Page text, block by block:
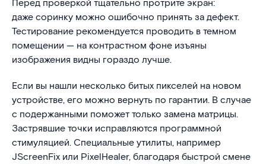
Перед проверкой тщательно протрите экран:
даже соринку можно ошибочно принять за дефект.
Тестирование рекомендуется проводить в темном
помещении — на контрастном фоне изъяны
изображения видны гораздо лучше.
Если вы нашли несколько битых пикселей на новом
устройстве, его можно вернуть по гарантии. В случае
с подержанными поможет только замена матрицы.
Застрявшие точки исправляются программной
стимуляцией. Специальные утилиты, например
JScreenFix или PixelHealer, благодаря быстрой смене